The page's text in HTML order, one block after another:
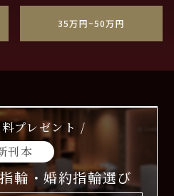
35万円~50万円
プレゼント /
刊本
輪・婚約指輪選び